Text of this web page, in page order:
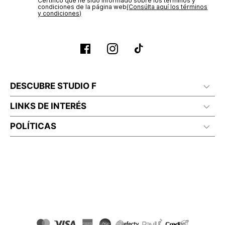
condiciones de la página web‎(Consúlta aquí los términos
y condiciones)
DESCUBRE STUDIO F
LINKS DE INTERÉS
POLÍTICAS